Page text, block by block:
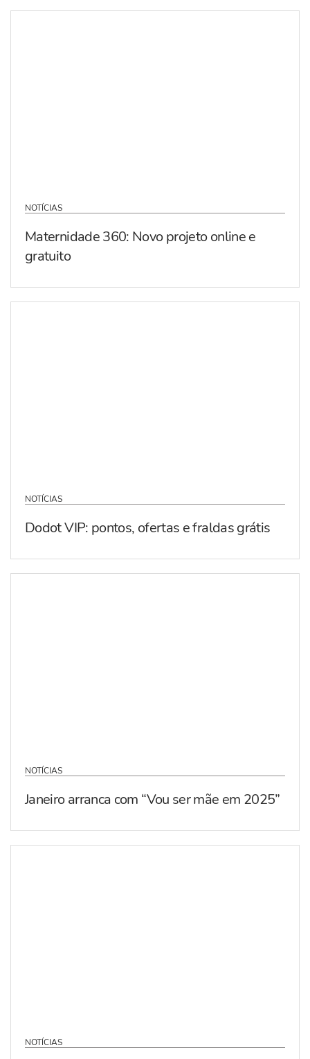
NOTÍCIAS
Maternidade 360: Novo projeto online e
gratuito
NOTÍCIAS
Dodot VIP: pontos, ofertas e fraldas grátis
NOTÍCIAS
Janeiro arranca com “Vou ser mãe em 2025”
NOTÍCIAS